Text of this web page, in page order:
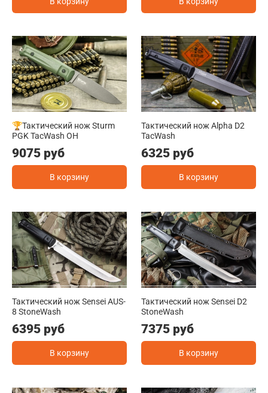
🏆Тактический нож Sturm
PGK TacWash OH
9075 руб
В корзину
Тактический нож Alpha D2
TacWash
6325 руб
В корзину
Тактический нож Sensei AUS-
8 StoneWash
6395 руб
В корзину
Тактический нож Sensei D2
StoneWash
7375 руб
В корзину